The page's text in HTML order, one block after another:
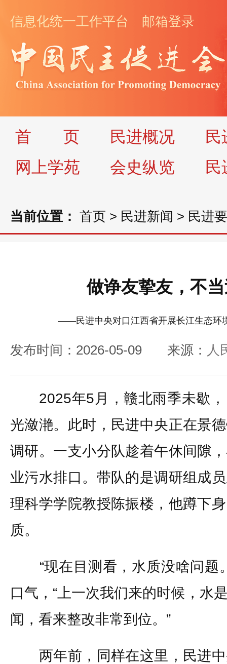
信息化统一工作平台 邮箱登录
首 页 民进概况
民
网上学苑
会史纵览 民
当前位置： 首页 > 民进新闻 > 民进
做诤友挚友，不
——民进中央对口江西省开展长江生态环
发布时间：2026-05-09 来源： 人
2025年5月，赣北雨季未歇，
光潋滟。此时，民进中央正在景
调研。一支小分队趁着午休间隙
业污水排口。带队的是调研组成
理科学学院教授陈振楼，他蹲下
质。
“现在目测看，水质没啥问题
口气，“上一次我们来的时候，水
闻，看来整改非常到位。”
两年前，同样在这里，民进中